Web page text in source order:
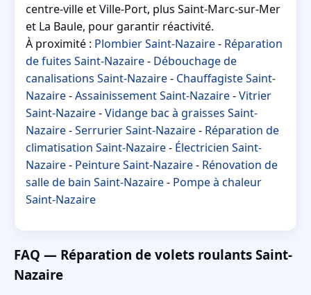
centre-ville et Ville-Port, plus Saint-Marc-sur-Mer
et La Baule, pour garantir réactivité.
À proximité : Plombier Saint-Nazaire- Réparation
de fuites Saint-Nazaire- Débouchage de
canalisations Saint-Nazaire- Chauffagiste Saint-
Nazaire-Assainissement Saint-Nazaire-Vitrier
Saint-Nazaire-Vidange bac à graisses Saint-
Nazaire-Serrurier Saint-Nazaire- Réparation de
climatisation Saint-Nazaire- Électricien Saint-
Nazaire- Peinture Saint-Nazaire- Rénovation de
salle de bain Saint-Nazaire- Pompe à chaleur
Saint-Nazaire
FAQ — Réparation de volets roulants Saint-
Nazaire